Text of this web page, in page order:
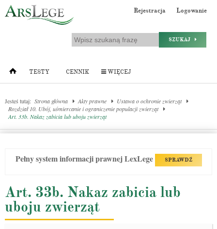
Rejestracja Logowanie
SZUKAJ
TESTY CENNIK WIĘCEJ
Jesteś tutaj: Strona główna Akty prawne
Ustawa o ochronie zwierząt
Rozdział 10. Ubój, uśmiercanie i ograniczenie populacji zwierząt
Art. 33b. Nakaz zabicia lub uboju zwierząt
Pełny system informacji prawnej LexLege SPRAWDŹ
Art. 33b. Nakaz zabicia lub
uboju zwierząt